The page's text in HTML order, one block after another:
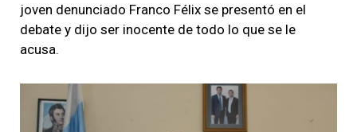
joven denunciado Franco Félix se presentó en el
debate y dijo ser inocente de todo lo que se le
acusa.